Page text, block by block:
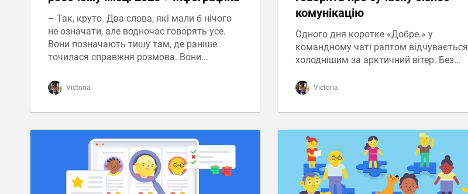
– Так, круто. Два слова, які мали б нічого
не означати, але водночас говорять усе.
Вони позначають тишу там, де раніше
точилася справжня розмова. Вони...
Victoria
комунікацію
Одного дня коротке «Добре.» у
командному чаті раптом відчувається
холоднішим за арктичний вітер. Без...
Victoria